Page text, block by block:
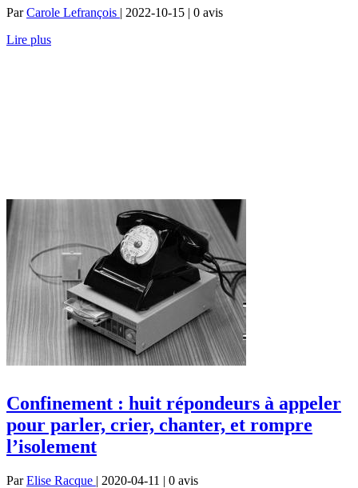
ParCarole Lefrançois | 2022-10-15 | 0 avis
Lire plus
Confinement : huit répondeurs à appeler
pour parler, crier, chanter, et rompre
l’isolement
ParElise Racque | 2020-04-11 | 0 avis